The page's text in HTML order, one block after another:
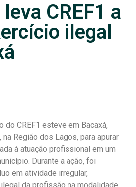
CREF1 a
ilegal
do CREF1 esteve em Bacaxá,
Região dos Lagos, para apurar
à atuação profissional em um
Durante a ação, foi
em atividade irregular,
da profissão na modalidade